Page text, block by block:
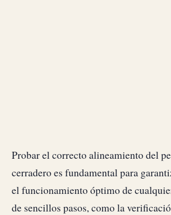
Probar el correcto alineamiento del
cerradero es fundamental para
el funcionamiento óptimo de
de sencillos pasos, como la